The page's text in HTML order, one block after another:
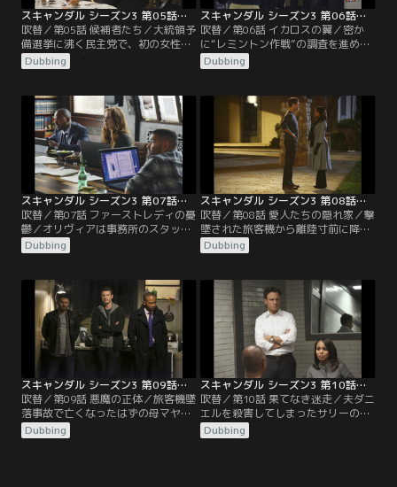
スキャンダル シーズン3 第05話／吹替
吹替／第05話 候補者たち／大統領予
備選挙に沸く民主党で、初の女性大
統領との呼び声も高い下院議員ジョ
ゼフィーン・マーカスの選挙参謀を
場で彼女は議員から選挙参謀の仕事
ではなく“問題の修復”を頼まれる。
それは15歳で出産した過去を世間に
知られる前に、封印して欲しいとい
うものだった。その事実を知る者
は…。
Dubbing
スキャンダル シーズン3 第06話／吹替
吹替／第06話 イカロスの翼／密か
に“レミントン作戦”の調査を進めて
いたジェイクとハックは、撃墜され
た旅客機の乗客名簿からオリヴィア
う。さらに、旅客機撃墜には大統領
グラントが関与しており、その事実
を隠すために彼の軍歴が詐称された
事実も突き止めた2人は、オリヴィ
アにすべてを報告。彼女は…。
Dubbing
スキャンダル シーズン3 第07話／吹替
吹替／第07話 ファーストレディの憂
鬱／オリヴィアは事務所のスタッフ
を前に、父ローワンが“B613”の指揮
官であることを打ち明け、母マヤが
知りたいと協力を仰ぐ。早速、調査
に動いたスタッフたちは、事故の調
査委員会の代表を務めていたのが大
統領グラントの父だったことを突き
止める。一方、ホワイトハウスで
は…。
Dubbing
スキャンダル シーズン3 第08話／吹替
吹替／第08話 愛人たちの隠れ家／撃
墜された旅客機から離陸寸前に降り
たという唯一の目撃者オマー・ドレ
スデンが殺され、オリヴィアたちは
周辺にある監視カメラ7台分の映像
を精査し、解析を進めていたハック
は、そこに信じがたい“裏切り者”の
姿を見つけ出す。そんなある晩…。
Dubbing
スキャンダル シーズン3 第09話／吹替
吹替／第09話 悪魔の正体／旅客機墜
落事故で亡くなったはずの母マヤが
突然目の前に現れ、動揺を隠せない
オリヴィアは母と共にハックの隠れ
Dubbing
スキャンダル シーズン3 第10話／吹替
吹替／第10話 果てなき迷走／夫ダニ
エルを殺害してしまったサリーのも
とへ駆けつけたサイラスは、死因を
心臓発作にすると決め、殺害現場の
Dubbing